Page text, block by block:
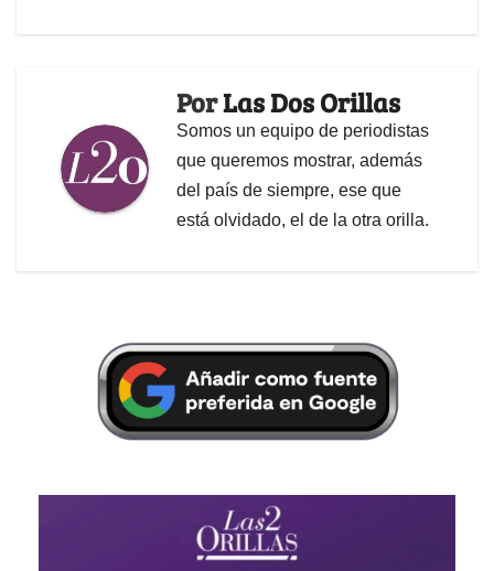
PorLas Dos Orillas
Somos un equipo de periodistas
que queremos mostrar, además
del país de siempre, ese que
está olvidado, el de la otra orilla.